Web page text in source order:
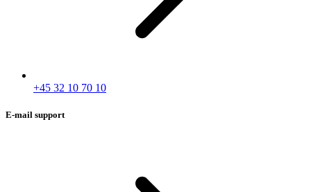
+45 32 10 70 10
E-mail support